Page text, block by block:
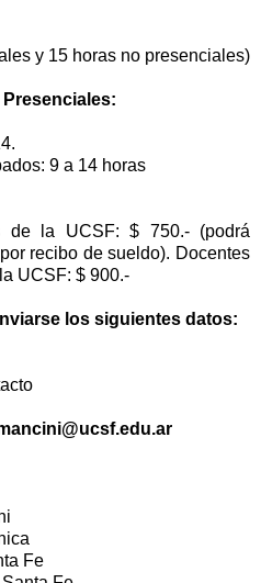
y 15 horas no presenciales)
9 a 14 horas
de la UCSF: $ 750.- (podrá
recibo de sueldo). Docentes
UCSF: $ 900.-
los siguientes datos:
Fe